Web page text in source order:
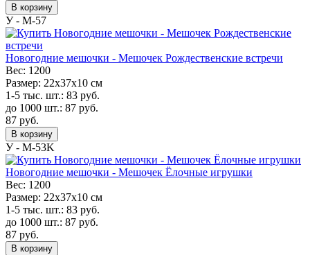
В корзину
У - M-57
Новогодние мешочки - Мешочек Рождественские встречи
Вес: 1200
Размер: 22х37х10 см
1-5 тыс. шт.: 83 руб.
до 1000 шт.: 87 руб.
87 руб.
В корзину
У - M-53K
Новогодние мешочки - Мешочек Ёлочные игрушки
Вес: 1200
Размер: 22х37х10 см
1-5 тыс. шт.: 83 руб.
до 1000 шт.: 87 руб.
87 руб.
В корзину